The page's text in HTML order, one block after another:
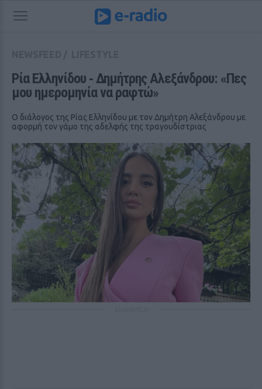
Ρία Ελληνίδου ‑ Δημήτρης Αλεξάνδρου: «Πες
μου ημερομηνία να ραφτώ»
Ο διάλογος της Ρίας Ελληνίδου με τον Δημήτρη Αλεξάνδρου με
αφορμή τον γάμο της αδελφής της τραγουδίστριας